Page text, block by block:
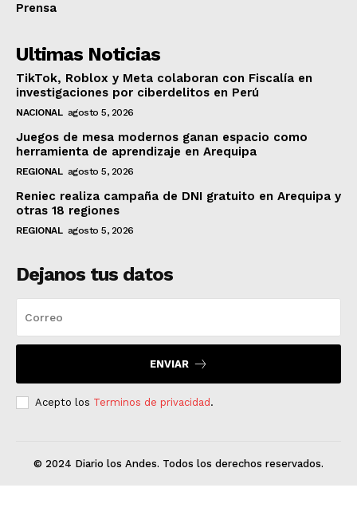
Prensa
Ultimas Noticias
TikTok, Roblox y Meta colaboran con Fiscalía en
investigaciones por ciberdelitos en Perú
NACIONAL agosto 5, 2026
Juegos de mesa modernos ganan espacio como
herramienta de aprendizaje en Arequipa
REGIONAL agosto 5, 2026
Reniec realiza campaña de DNI gratuito en Arequipa y
otras 18 regiones
REGIONAL agosto 5, 2026
Dejanos tus datos
ENVIAR
Acepto los Terminos de privacidad .
© 2024 Diario los Andes. Todos los derechos reservados.